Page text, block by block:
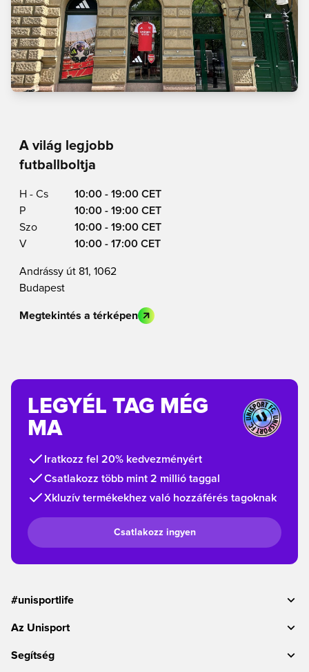
A világ legjobb
futballboltja
H - Cs
10:00 - 19:00 CET
P
10:00 - 19:00 CET
Szo
10:00 - 19:00 CET
V
10:00 - 17:00 CET
Andrássy út 81, 1062
Budapest
Megtekintés a térképen
LEGYÉL TAG MÉG
MA
Iratkozz fel 20% kedvezményért
Csatlakozz több mint 2 millió taggal
Xkluzív termékekhez való hozzáférés tagoknak
Csatlakozz ingyen
#unisportlife
Az Unisport
Segítség